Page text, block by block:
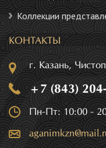
Коллекции
КОНТАКТЫ
г. Казань,
+7 (843)
Пн-Пт: 10:00 -